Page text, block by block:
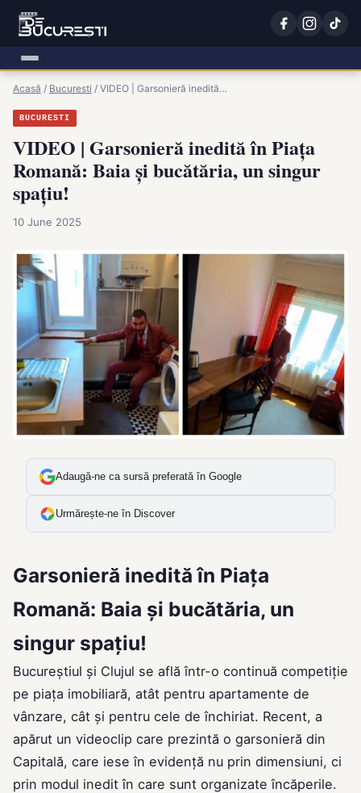
Acasă / Bucuresti / VIDEO | Garsonieră inedită…
BUCURESTI
VIDEO | Garsonieră inedită în Piața
Romană: Baia și bucătăria, un singur
spațiu!
10 June 2025
Adaugă-ne ca sursă preferată în Google
Urmărește-ne în Discover
Garsonieră inedită în Piața
Romană: Baia și bucătăria, un
singur spațiu!
Bucureștiul și Clujul se află într-o continuă competiție
pe piața imobiliară, atât pentru apartamente de
vânzare, cât și pentru cele de închiriat. Recent, a
apărut un videoclip care prezintă o garsonieră din
Capitală, care iese în evidență nu prin dimensiuni, ci
prin modul inedit în care sunt organizate încăperile.